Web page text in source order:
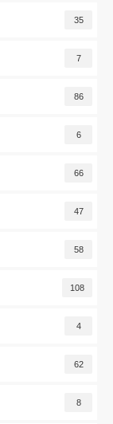
35
7
86
6
66
47
58
108
4
62
8